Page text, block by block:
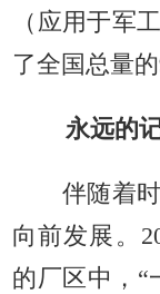
（应用于军
了全国总量
永远的
伴随着时
向前发展。
的厂区中，“